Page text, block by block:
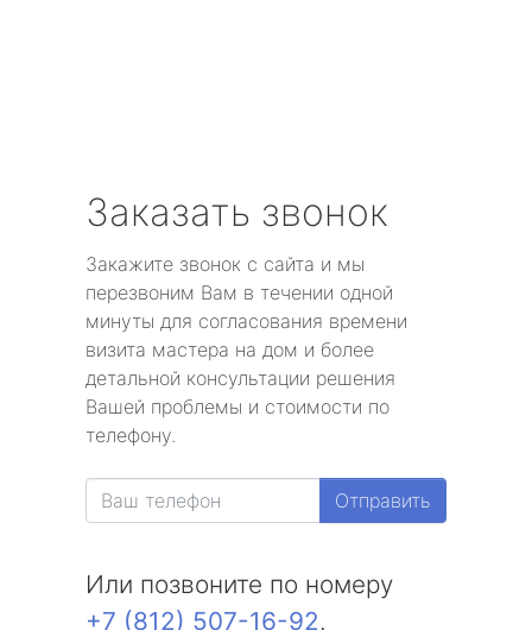
Заказать звонок
Закажите звонок с сайта и мы
перезвоним Вам в течении одной
минуты для согласования времени
визита мастера на дом и более
детальной консультации решения
Вашей проблемы и стоимости по
телефону.
Отправить
Или позвоните по номеру
+7 (812) 507-16-92.